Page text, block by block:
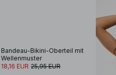
Bandeau-Bikini-Oberteil mit
Wellenmuster
18,16 EUR 25,95 EUR